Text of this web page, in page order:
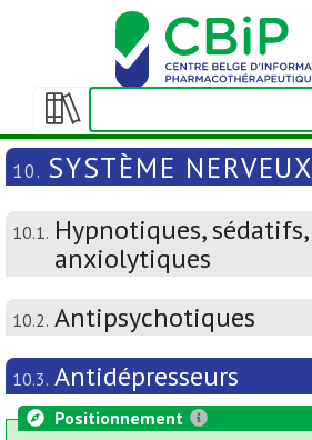
Afficher/masquer
la
table
matières
10. SYSTÈME NERVEUX
10.1. Hypnotiques, sédatifs,
anxiolytiques
10.2. Antipsychotiques
10.3. Antidépresseurs
Positionnement